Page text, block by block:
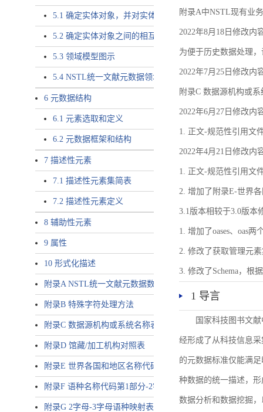
5.1 确定实体对象，并对实体对象命名
5.2 确定实体对象之间的相互关系，定义实体对象之间的
5.3 领域模型图示
5.4 NSTL统一文献元数据领域模型的验证
6 元数据结构
6.1 元素选取和定义
6.2 元数据框架和结构
7 描述性元素
7.1 描述性元素集简表
7.2 描述性元素定义
8 辅助性元素
9 属性
10 形式化描述
附录A NSTL统一文献元数据数据唯一标识符规则
附录B 特殊字符处理方法
附录C 数据源机构或系统名称表
附录D 馆藏/加工机构对照表
附录E 世界各国和地区名称代码-2字母代码（GB/T 2659-
附录F 语种名称代码第1部分-2字母代码（GB/T 4880.1-2005
附录G 2字母-3字母语种映射表
附录A中NSTL现有业
2022年8月18日修改内
为便于历史数据处理
2022年7月25日修改内
附录C 数据源机构或
2022年6月27日修改内
1. 正文-规范性引用文
2022年4月21日修改内
1. 正文-规范性引用文
2. 增加了附录E-世界
3.1版本相较于3.0版本
1. 增加了oases、oas
2. 修改了获取管理元
3. 修改了Schema，根
1 导言
国家科技图书文
经形成了从科技信息
的元数据标准仅能满
种数据的统一描述，
数据分析和数据挖掘